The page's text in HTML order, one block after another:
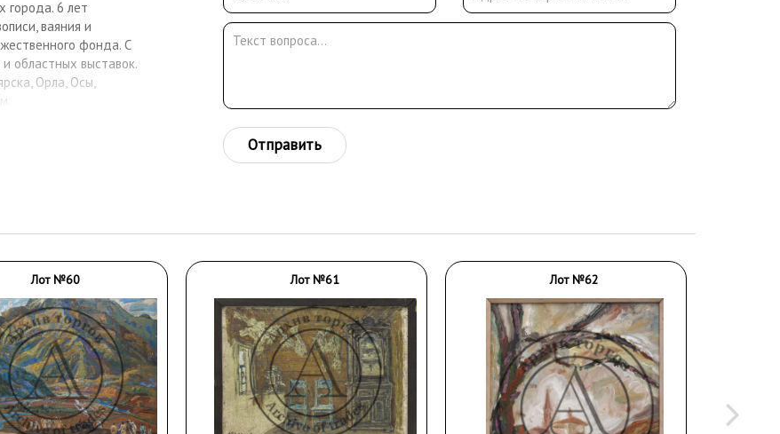
города. 6 лет
ваяния и
фонда. С
областных выставок.
Орла, Осы,
Отправить
Лот №60 Лот №61 Лот №62